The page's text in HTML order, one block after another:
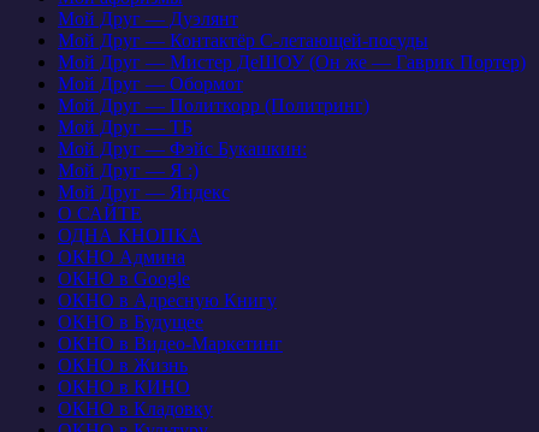
Мой Друг — Дуэлянт
Мой Друг — Контактёр С-летающей-посуды
Мой Друг — Мистер ДеШОУ (Он же — Гаврик Портер)
Мой Друг — Обормот
Мой Друг — Политкорр (Политринг)
Мой Друг — ТБ
Мой Друг — Фэйс Букашкин:
Мой Друг — Я :)
Мой Друг — Яндекс
О САЙТЕ
ОДНА КНОПКА
ОКНО Админа
ОКНО в Google
ОКНО в Адресную Книгу
ОКНО в Будущее
ОКНО в Видео-Маркетинг
ОКНО в Жизнь
ОКНО в КИНО
ОКНО в Кладовку